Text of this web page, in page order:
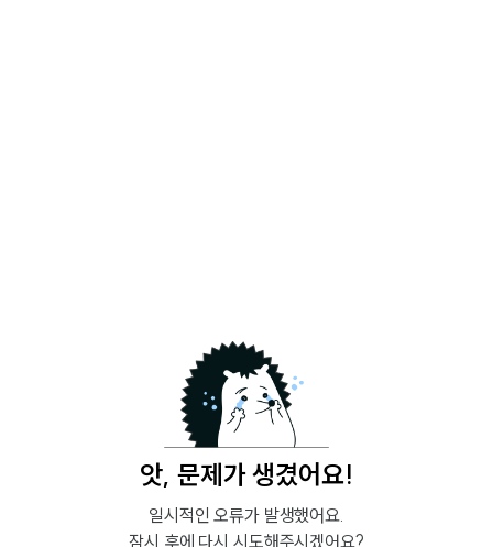
앗, 문제가 생겼어요!
일시적인 오류가 발생했어요.
잠시 후에 다시 시도해주시겠어요?